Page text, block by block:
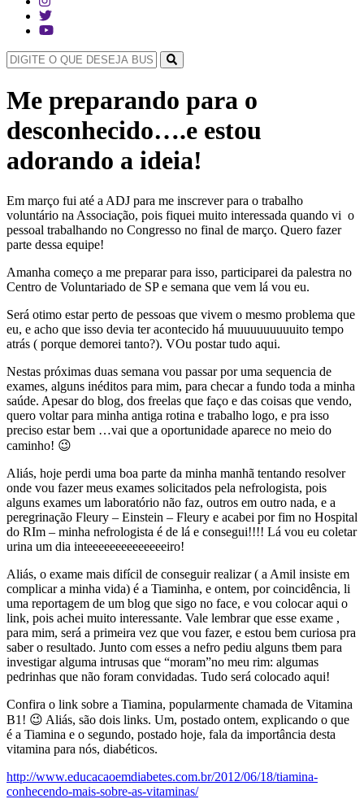
Me preparando para o
desconhecido….e estou
adorando a ideia!
Em março fui até a ADJ para me inscrever para o trabalho
voluntário na Associação, pois fiquei muito interessada quando vi o
pessoal trabalhando no Congresso no final de março. Quero fazer
parte dessa equipe!
Amanha começo a me preparar para isso, participarei da palestra no
Centro de Voluntariado de SP e semana que vem lá vou eu.
Será otimo estar perto de pessoas que vivem o mesmo problema que
eu, e acho que isso devia ter acontecido há muuuuuuuuuito tempo
atrás ( porque demorei tanto?). VOu postar tudo aqui.
Nestas próximas duas semana vou passar por uma sequencia de
exames, alguns inéditos para mim, para checar a fundo toda a minha
saúde. Apesar do blog, dos freelas que faço e das coisas que vendo,
quero voltar para minha antiga rotina e trabalho logo, e pra isso
preciso estar bem …vai que a oportunidade aparece no meio do
caminho! 😉
Aliás, hoje perdi uma boa parte da minha manhã tentando resolver
onde vou fazer meus exames solicitados pela nefrologista, pois
alguns exames um laboratório não faz, outros em outro nada, e a
peregrinação Fleury – Einstein – Fleury e acabei por fim no Hospital
do RIm – minha nefrologista é de lá e consegui!!!! Lá vou eu coletar
urina um dia inteeeeeeeeeeeeeeiro!
Aliás, o exame mais difícil de conseguir realizar ( a Amil insiste em
complicar a minha vida) é a Tiaminha, e ontem, por coincidência, li
uma reportagem de um blog que sigo no face, e vou colocar aqui o
link, pois achei muito interessante. Vale lembrar que esse exame ,
para mim, será a primeira vez que vou fazer, e estou bem curiosa pra
saber o resultado. Junto com esses a nefro pediu alguns tbem para
investigar alguma intrusas que “moram”no meu rim: algumas
pedrinhas que não foram convidadas. Tudo será colocado aqui!
Confira o link sobre a Tiamina, popularmente chamada de Vitamina
B1! 😉 Aliás, são dois links. Um, postado ontem, explicando o que
é a Tiamina e o segundo, postado hoje, fala da importância desta
vitamina para nós, diabéticos.
http://www.educacaoemdiabetes.com.br/2012/06/18/tiamina-
conhecendo-mais-sobre-as-vitaminas/